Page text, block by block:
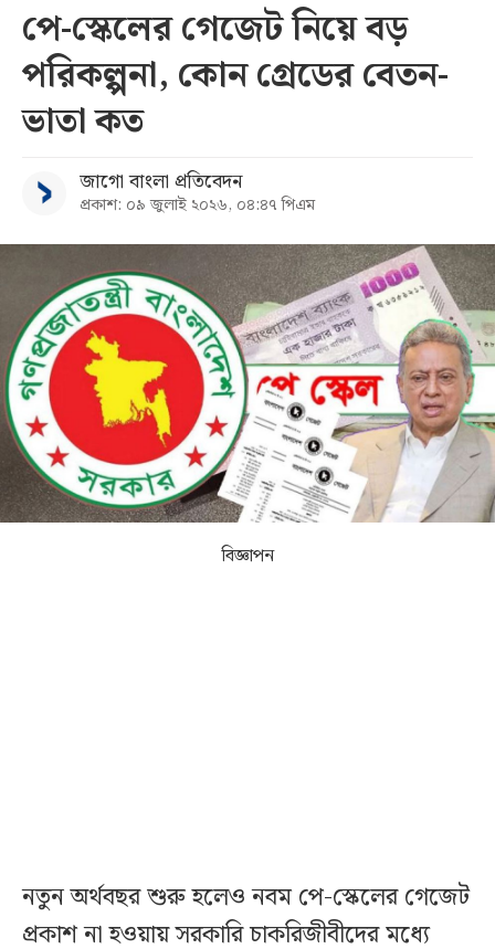
সর্বশেষ
সব
বিভাগ
আর্কাইভ
কনভার্টার
পে-স্কেলের গেজেট নিয়ে বড়
পরিকল্পনা, কোন গ্রেডের বেতন-
ভাতা কত
জাগো বাংলা প্রতিবেদন
প্রকাশ: ০৯ জুলাই ২০২৬, ০৪:৪৭ পিএম
বিজ্ঞাপন
নতুন অর্থবছর শুরু হলেও নবম পে-স্কেলের গেজেট
প্রকাশ না হওয়ায় সরকারি চাকরিজীবীদের মধ্যে